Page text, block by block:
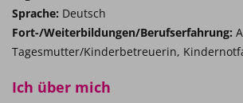
Sprache: Deutsch
Fort-/Weiterbildungen/Berufserfahrung:
Tagesmutter/Kinderbetreuerin,
Ich über mich